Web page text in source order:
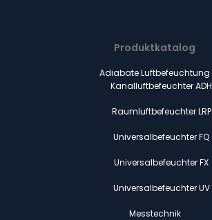
Produktkatalog
Adiabate Luftbefeuchtung
Kanalluftbefeuchter ADH
Raumluftbefeuchter LRP
Universalbefeuchter FQ
Universalbefeuchter FX
Universalbefeuchter UV
Messtechnik